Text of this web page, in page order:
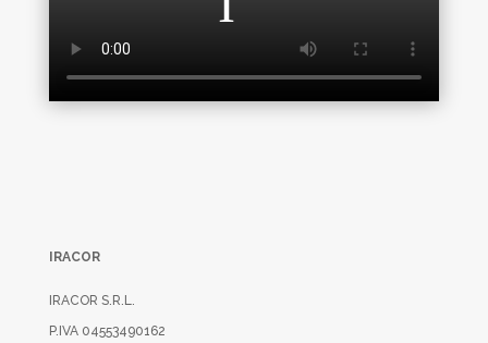
IRACOR
IRACOR S.R.L.
P.IVA 04553490162